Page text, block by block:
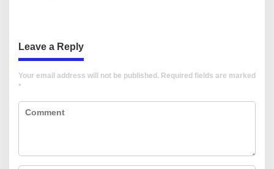
Leave a Reply
Your email address will not be published. Required fields are marked
*